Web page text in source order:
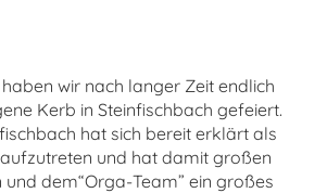
wir nach langer Zeit endlich
Kerb in Steinfischbach gefeiert.
hat sich bereit erklärt als
und hat damit großen
und dem“Orga-Team” ein großes